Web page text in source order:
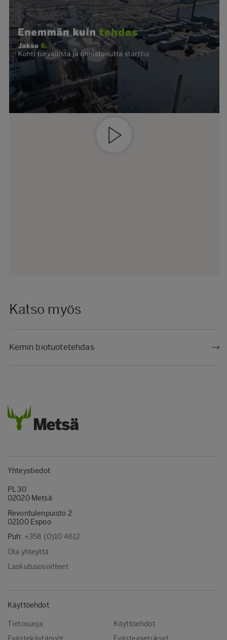
Katso myös
Kemin biotuotetehdas
Yhteystiedot
PL 30
02020 Metsä
Revontulenpuisto 2
02100 Espoo
Puh: +358 (0)10 4612
Ota yhteyttä
Laskutusosoitteet
Käyttöehdot
Tietosuoja
Käyttöehdot